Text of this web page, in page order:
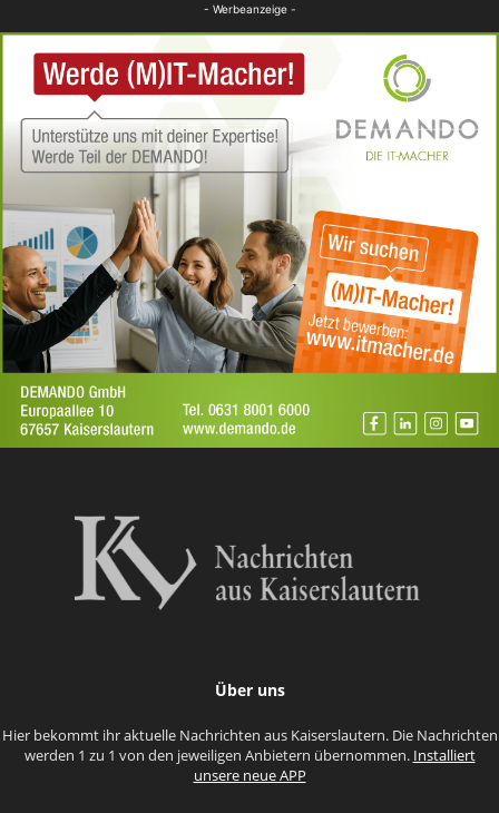
- Werbeanzeige -
Über uns
Hier bekommt ihr aktuelle Nachrichten aus Kaiserslautern. Die Nachrichten
werden 1 zu 1 von den jeweiligen Anbietern übernommen. Installiert
unsere neue APP